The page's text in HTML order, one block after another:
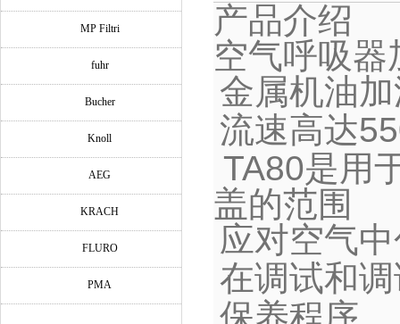
MP Filtri
fuhr
Bucher
Knoll
AEG
KRACH
FLURO
PMA
产品介绍
空气呼吸器
金属机油
流速高达
TA80是用
盖的范围
应对空气
在调试和